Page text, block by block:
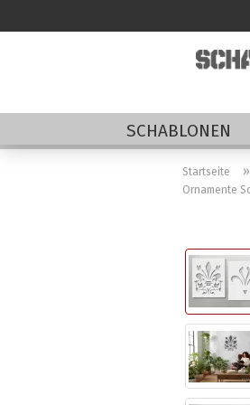
SCHABLONEN
Startseite »
Ornamente